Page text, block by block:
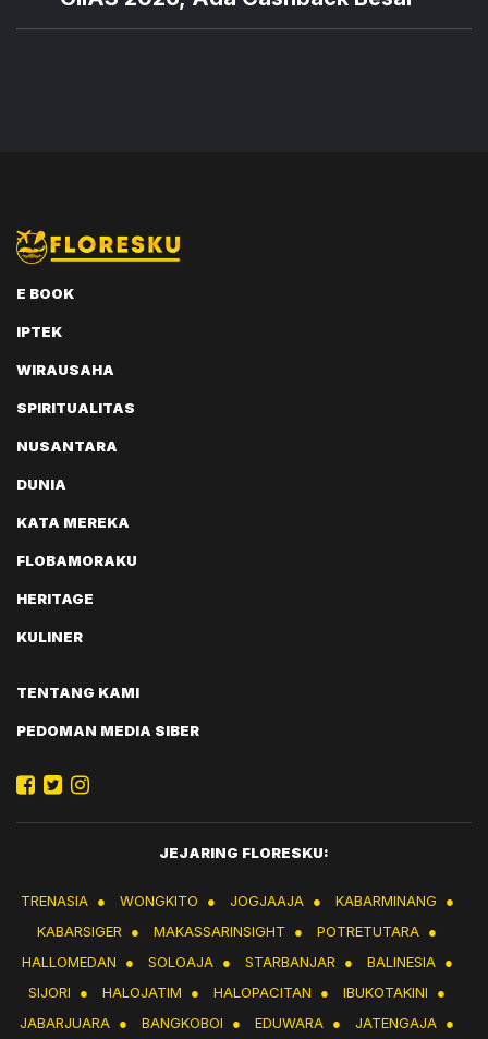
E BOOK
IPTEK
WIRAUSAHA
SPIRITUALITAS
NUSANTARA
DUNIA
KATA MEREKA
FLOBAMORAKU
HERITAGE
KULINER
TENTANG KAMI
PEDOMAN MEDIA SIBER
JEJARING FLORESKU:
TRENASIA ● WONGKITO ● JOGJAAJA ● KABARMINANG
●
KABARSIGER
● MAKASSARINSIGHT ● POTRETUTARA ●
HALLOMEDAN
● SOLOAJA ● STARBANJAR ● BALINESIA ●
SIJORI
● HALOJATIM ● HALOPACITAN ● IBUKOTAKINI
●
JABARJUARA ● BANGKOBOI ● EDUWARA ● JATENGAJA ●